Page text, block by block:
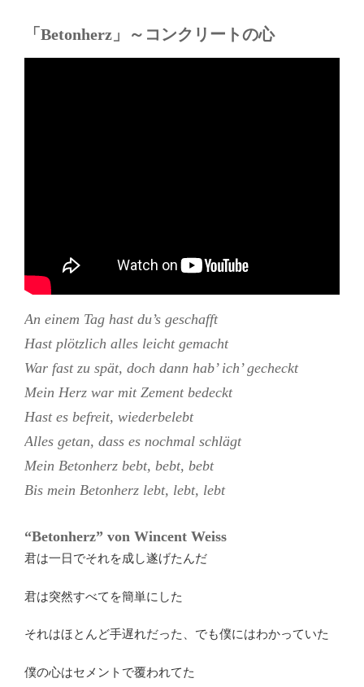
「Betonherz」～コンクリートの心
An einem Tag hast du’s geschafft
Hast plötzlich alles leicht gemacht
War fast zu spät, doch dann hab’ ich’ gecheckt
Mein Herz war mit Zement bedeckt
Hast es befreit, wiederbelebt
Alles getan, dass es nochmal schlägt
Mein Betonherz bebt, bebt, bebt
Bis mein Betonherz lebt, lebt, lebt
“Betonherz” von Wincent Weiss
君は一日でそれを成し遂げたんだ
君は突然すべてを簡単にした
それはほとんど手遅れだった、でも僕にはわかっていた
僕の心はセメントで覆われてた